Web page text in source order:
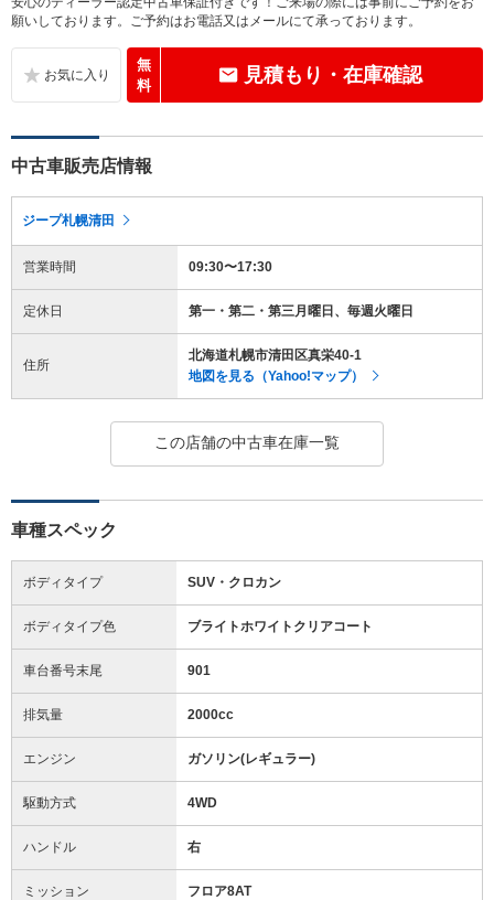
願いしております。ご予約はお電話又はメールにて承っております。
無
料
見積もり・在庫確認
中古車販売店情報
ジープ札幌清田
営業時間 09:30〜17:30
定休日 第一・第二・第三月曜日、毎週火曜日
住所
北海道札幌市清田区真栄40-1
地図を見る（Yahoo!マップ）
この店舗の中古車在庫一覧
車種スペック
ボディタイプ SUV・クロカン
ボディタイプ色 ブライトホワイトクリアコート
車台番号末尾 901
排気量 2000cc
エンジン ガソリン(レギュラー)
駆動方式 4WD
ハンドル 右
ミッション フロア8AT